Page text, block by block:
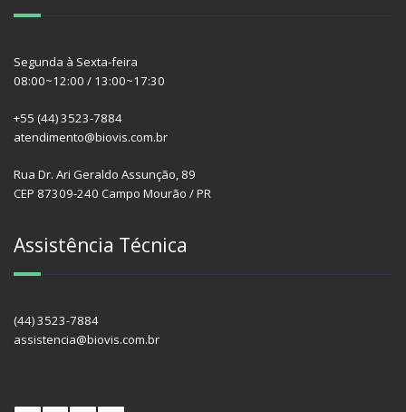
Segunda à Sexta-feira
08:00~12:00 / 13:00~17:30
+55 (44) 3523-7884
atendimento@biovis.com.br
Rua Dr. Ari Geraldo Assunção, 89
CEP 87309-240 Campo Mourão / PR
Assistência Técnica
(44) 3523-7884
assistencia@biovis.com.br